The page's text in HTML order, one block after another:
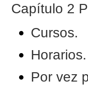
Capítulo 2
Cursos.
Horarios.
Por vez